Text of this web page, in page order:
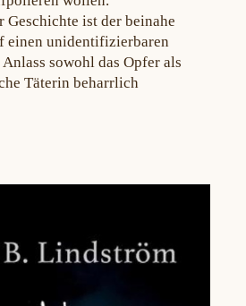
Geschichte ist der beinahe
einen unidentifizierbaren
sowohl das Opfer als
Täterin beharrlich